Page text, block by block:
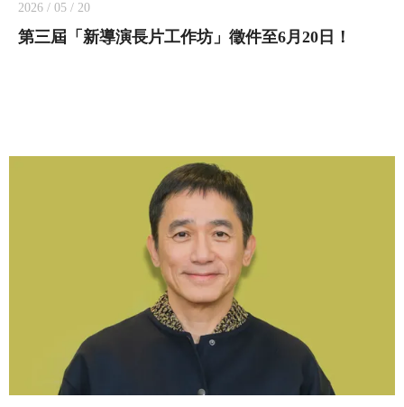
2026 / 05 / 20
第三屆「新導演長片工作坊」徵件至6月20日！